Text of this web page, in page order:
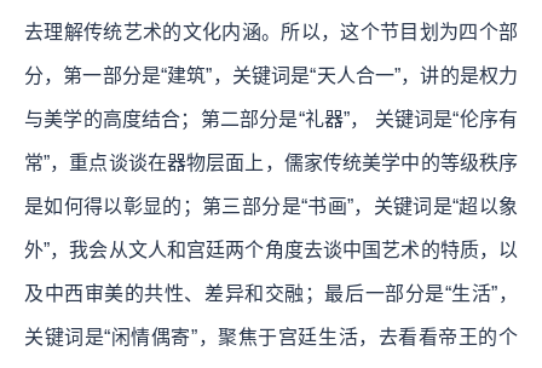
去理解传统艺术的文化内涵。所以，这个节目划为四个部
分，第一部分是“建筑”，关键词是“天人合一”，讲的是权力
与美学的高度结合；第二部分是“礼器”， 关键词是“伦序有
常”，重点谈谈在器物层面上，儒家传统美学中的等级秩序
是如何得以彰显的；第三部分是“书画”，关键词是“超以象
外”，我会从文人和宫廷两个角度去谈中国艺术的特质，以
及中西审美的共性、差异和交融；最后一部分是“生活”，
关键词是“闲情偶寄”，聚焦于宫廷生活，去看看帝王的个